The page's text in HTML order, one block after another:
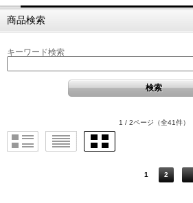
商品検索
キーワード検索
1 / 2ページ （全41件）
1 2